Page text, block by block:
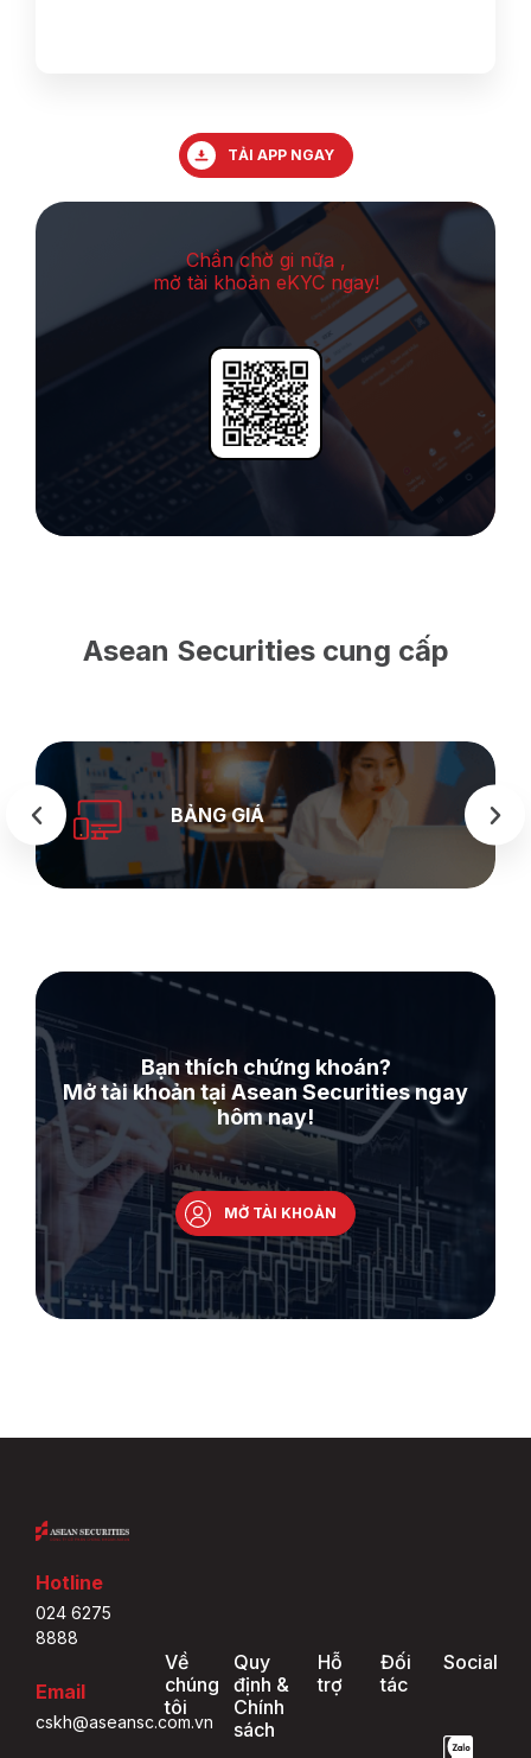
TẢI APP NGAY
Chần chờ gi nữa ,
mở tài khoản eKYC ngay!
Asean Securities cung cấp
GIÁ
WEB
Bạn thích chứng khoán?
Mở tài khoản tại Asean Securities ngay
hôm nay!
MỞ TÀI KHOẢN
Hotline
024 6275
8888
Email
cskh@aseansc.com.vn
Về
chúng
tôi
Quy
định &
Chính
sách
Hỗ
trợ
Đối
tác
Social